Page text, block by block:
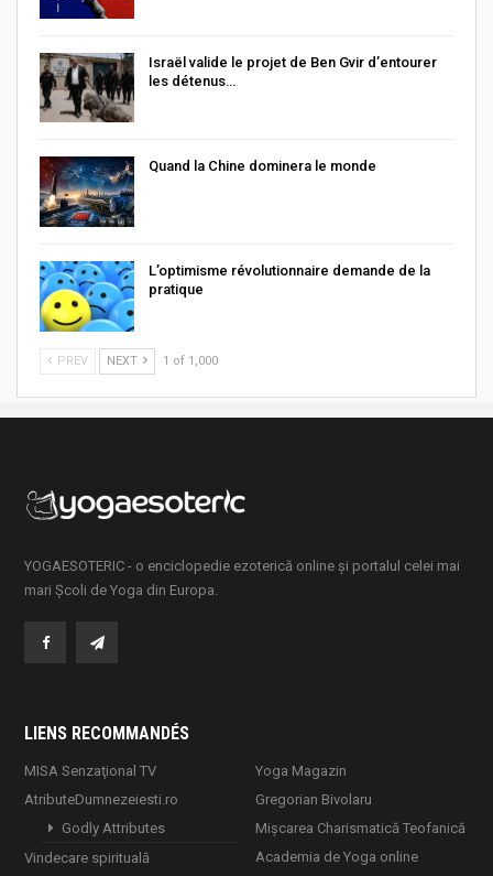
Israël valide le projet de Ben Gvir d’entourer
les détenus…
Quand la Chine dominera le monde
L’optimisme révolutionnaire demande de la
pratique
PREV NEXT 1 of 1,000
YOGAESOTERIC - o enciclopedie ezoterică online și portalul celei mai
mari Școli de Yoga din Europa.
LIENS RECOMMANDÉS
MISA Senzaţional TV
AtributeDumnezeiesti.ro
Godly Attributes
Vindecare spirituală
Yoga Magazin
Gregorian Bivolaru
Mișcarea Charismatică Teofanică
Academia de Yoga online